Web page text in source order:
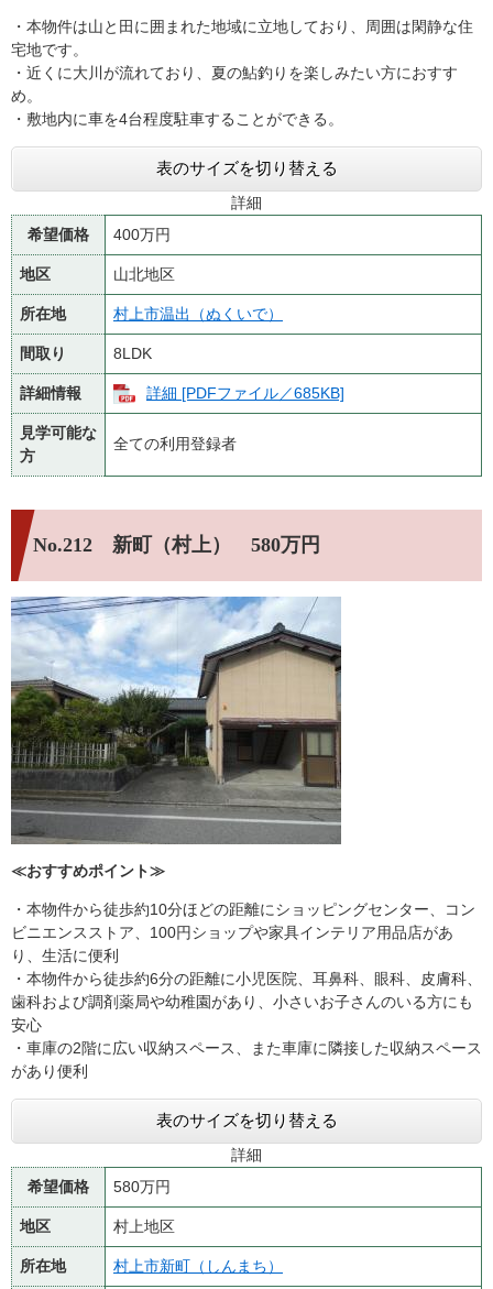
・本物件は山と田に囲まれた地域に立地しており、周囲は閑静な住
宅地です。
・近くに大川が流れており、夏の鮎釣りを楽しみたい方におすす
め。
・敷地内に車を4台程度駐車することができる。
表のサイズを切り替える
詳細
希望価格
400万円
地区 山北地区
所在地 村上市温出（ぬくいで）
間取り 8LDK
詳細情報 詳細 [PDFファイル／685KB]
見学可能な
方
全ての利用登録者
No.212 新町（村上） 580万円
≪おすすめポイント≫
・本物件から徒歩約10分ほどの距離にショッピングセンター、コン
ビニエンスストア、100円ショップや家具インテリア用品店があ
り、生活に便利
・本物件から徒歩約6分の距離に小児医院、耳鼻科、眼科、皮膚科、
歯科および調剤薬局や幼稚園があり、小さいお子さんのいる方にも
安心
・車庫の2階に広い収納スペース、また車庫に隣接した収納スペース
があり便利
表のサイズを切り替える
詳細
希望価格
580万円
地区 村上地区
所在地 村上市新町（しんまち）